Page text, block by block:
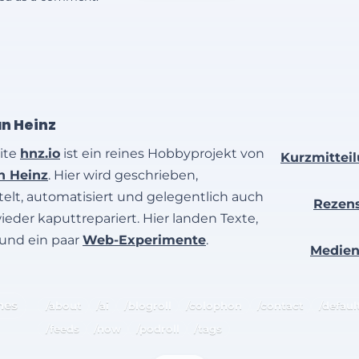
Heinz
hnz.io ist ein reines Hobbyprojekt von
Heinz. Hier wird geschrieben,
automatisiert und gelegentlich auch
kaputtrepariert. Hier landen Texte,
ein paar Web-Experimente.
/about /ai /blogroll /colophon /contact
/
/feeds
/now /podroll /tags